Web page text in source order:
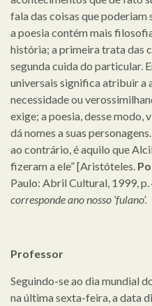
fala das coisas que poderiam
a poesia contém mais
história; a primeira trata das
segunda cuida do particular.
universais significa atribuir a
necessidade ou
exige; a poesia, desse modo,
dá nomes a suas
ao contrário, é aquilo que
fizeram a ele” [Aristóteles.
Paulo: Abril Cultural, 1999, p.
corresponde ano nosso ‘fulano’.
Professor
Seguindo-se ao dia mundial
na última sexta-feira, a data